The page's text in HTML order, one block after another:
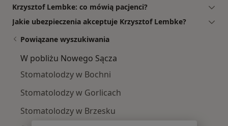
Krzysztof Lembke: co mówią pacjenci?
Jakie ubezpieczenia akceptuje Krzysztof Lembke?
Powiązane wyszukiwania
W pobliżu Nowego Sącza
Stomatolodzy w Bochni
Stomatolodzy w Gorlicach
Stomatolodzy w Brzesku